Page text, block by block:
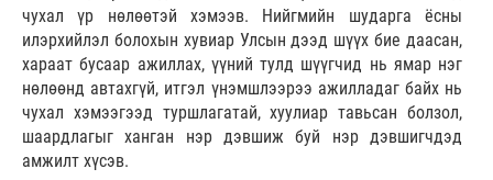
чухал үр нөлөөтэй хэмээв. Нийгмийн шударга ёсны
илэрхийлэл болохын хувиар Улсын дээд шүүх бие даасан,
хараат бусаар ажиллах, үүний тулд шүүгчид нь ямар нэг
нөлөөнд автахгүй, итгэл үнэмшлээрээ ажилладаг байх нь
чухал хэмээгээд туршлагатай, хуулиар тавьсан болзол,
шаардлагыг ханган нэр дэвшиж буй нэр дэвшигчдэд
амжилт хүсэв.